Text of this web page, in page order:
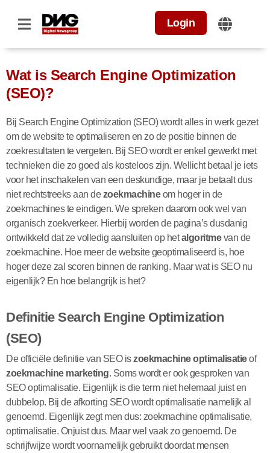
Login
Wat is Search Engine Optimization
(SEO)?
Bij Search Engine Optimization (SEO) wordt alles in werk gezet
om de website te optimaliseren en zo de positie binnen de
zoekresultaten te vergeten. Bij SEO wordt er enkel gewerkt met
technieken die zo goed als kosteloos zijn. Wellicht betaal je iets
voor het inschakelen van een deskundige, maar je betaalt dus
niet rechtstreeks aan dezoekmachineom hoger in de
zoekmachines te eindigen. We spreken daarom ook wel van
organisch zoekverkeer. Hierbij worden de pagina’s dusdanig
ontwikkeld dat ze volledig aansluiten op hetalgoritmevan de
zoekmachine. Hoe meer de website geoptimaliseerd is, hoe
hoger deze zal scoren binnen de ranking. Maar wat is SEO nu
eigenlijk? En hoe belangrijk is het?
Definitie Search Engine Optimization
(SEO)
De officiële definitie van SEO iszoekmachine optimalisatieof
zoekmachine marketing. Soms wordt er ook gesproken van
SEO optimalisatie. Eigenlijk is die term niet helemaal juist en
dubbelop. Bij de afkorting SEO wordt optimalisatie namelijk al
genoemd. Eigenlijk zegt men dus: zoekmachine optimalisatie,
optimalisatie. Onjuist dus. Maar wel vaak zo genoemd. De
schrijfwijze wordt voornamelijk gebruikt doordat mensen